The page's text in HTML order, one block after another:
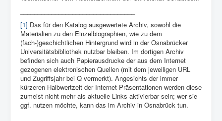
[1] Das für den Katalog ausgewertete Archiv, sowohl die
Materialien zu den Einzelbiographien, wie zu dem
(fach-)geschichtlichen Hintergrund wird in der Osnabrücker
Universitätsbibliothek nutzbar bleiben. Im dortigen Archiv
befinden sich auch Papierausdrucke der aus dem Internet
gezogenen elektronischen Quellen (mit dem jeweiligen URL
und Zugriffsjahr bei Q vermerkt). Angesichts der immer
kürzeren Halbwertzeit der Internet-Präsentationen werden diese
zumeist nicht mehr als aktuelle Links aktivierbar sein; wer sie
ggf. nutzen möchte, kann das im Archiv in Osnabrück tun.